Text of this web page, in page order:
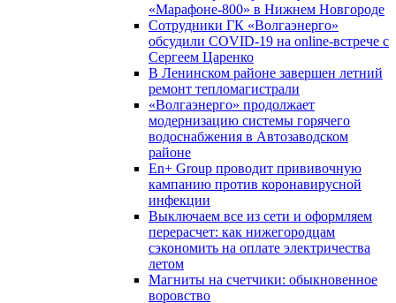
«Марафоне-800» в Нижнем Новгороде
Сотрудники ГК «Волгаэнерго»
обсудили COVID-19 на online-встрече с
Сергеем Царенко
В Ленинском районе завершен летний
ремонт тепломагистрали
«Волгаэнерго» продолжает
модернизацию системы горячего
водоснабжения в Автозаводском
районе
En+ Group проводит прививочную
кампанию против коронавирусной
инфекции
Выключаем все из сети и оформляем
перерасчет: как нижегородцам
сэкономить на оплате электричества
летом
Магниты на счетчики: обыкновенное
воровство